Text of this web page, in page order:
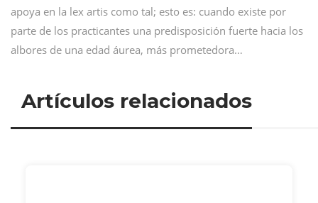
apoya en la lex artis como tal; esto es: cuando existe por
parte de los practicantes una predisposición fuerte hacia los
albores de una edad áurea, más prometedora…
Artículos relacionados